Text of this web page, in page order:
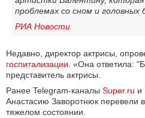
проблемах со сном и головных
РИА Новости
Недавно, директор актрисы,
госпитализации. «Она ответила:
представитель актрисы.
Ранее Telegram-каналы Super.ru и
Анастасию Заворотнюк перевели
тяжелом состоянии.